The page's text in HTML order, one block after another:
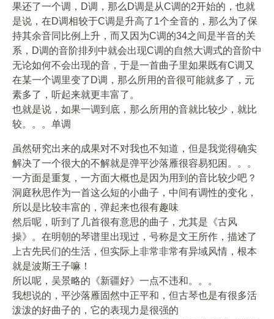
果还了一个调，D调，那么D调是从C调的2开始的，也就
是说，在D调相较于C调是升高了1个全音的，那么为了保
持其余音同比例上升，而又因为C调的34之间是半音的关
系，D调的音阶排列中就会出现C调的自然大调式的音阶中
无论如何不会出现的音，于是一首曲子里如果既有C调又
在某一个调里变了D调，那么所用的音很可能就多了，元
素多了，听起来就更丰富了。
也就是说，如果一调到底，那么所用的音就比较少，就比
较。。。单调
虽然研究出来的成果对不对我也不知道，但是我觉得确实
解决了一个很大的不解就是弹平沙落雁很容易犯困。。。
一方面是重复，一方面大概也是因为用到的音比较少吧？
洞庭秋思作为一首这么短的小曲子，中间有调性的变化，
所以是比较丰富的，弹起来也很有趣味
然后呢，听到了几首很有意思的曲子，尤其是《古风
操》。在明朝的琴谱里出现过，号称是文王所作，描述了
上古先民们的生活，但实际上非常非常有异域风情，根本
就是波斯王子嘛！
所以呢，吴景略的《新疆好》一点不违和。。。
我想说的，平沙落雁固然中正平和，但古琴也是有很多活
泼泼的好曲子的，它的表现力是很强的